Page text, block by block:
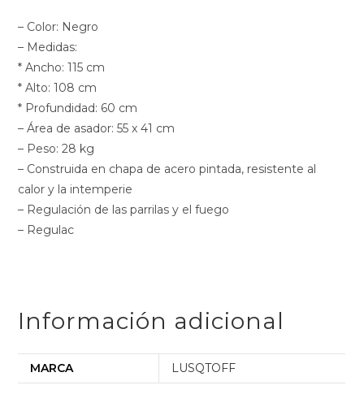
– Color: Negro
– Medidas:
* Ancho: 115 cm
* Alto: 108 cm
* Profundidad: 60 cm
– Área de asador: 55 x 41 cm
– Peso: 28 kg
– Construida en chapa de acero pintada, resistente al
calor y la intemperie
– Regulación de las parrilas y el fuego
– Regulac
Información adicional
MARCA LUSQTOFF